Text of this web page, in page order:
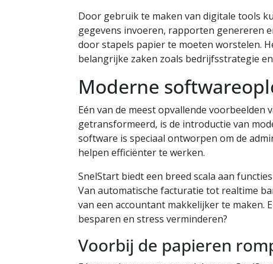
Door gebruik te maken van digitale tools
gegevens invoeren, rapporten genereren
door stapels papier te moeten worstelen.
belangrijke zaken zoals bedrijfsstrategie
Moderne
Eén van de meest opvallende
getransformeerd, is de introductie van
software is speciaal ontworpen om de
helpen efficiënter te werken.
SnelStart biedt een breed scala aan
Van automatische facturatie tot realtime
van een accountant makkelijker te maken.
besparen en stress verminderen?
Voorbij de papieren